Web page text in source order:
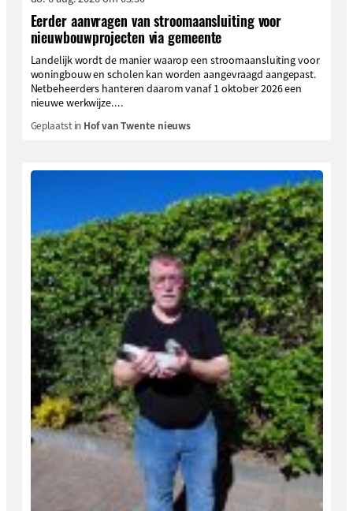
Eerder aanvragen van stroomaansluiting voor
nieuwbouwprojecten via gemeente
Landelijk wordt de manier waarop een stroomaansluiting voor
woningbouw en scholen kan worden aangevraagd aangepast.
Netbeheerders hanteren daarom vanaf 1 oktober 2026 een
nieuwe werkwijze....
Geplaatst in Hof van Twente nieuws